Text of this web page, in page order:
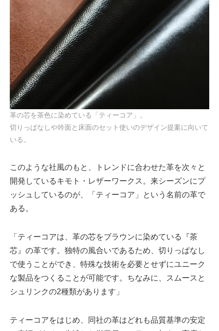
革の芯を茶色に染めている「ティーコア」。
切りっぱなしや吟面と床面のセット使いのデザイン提案に向いて
いる。
このような社風のもと、トレンドに合わせた革を次々と
開発しているキモト・レザーワークス。来シーズンにプ
ッシュしているのが、「ティーコア」という名前の革で
ある。
「ティーコアは、革の芯をブラウンに染めている『茶
芯』の革です。独特の風合いであるため、切りっぱなし
で使うことができ、特殊な技術を必要とせずにユニーク
な製品をつくることが可能です。ちなみに、スムースと
シュリンクの2種類があります」
ティーコアをはじめ、同社の革はどれも品質基準の安定